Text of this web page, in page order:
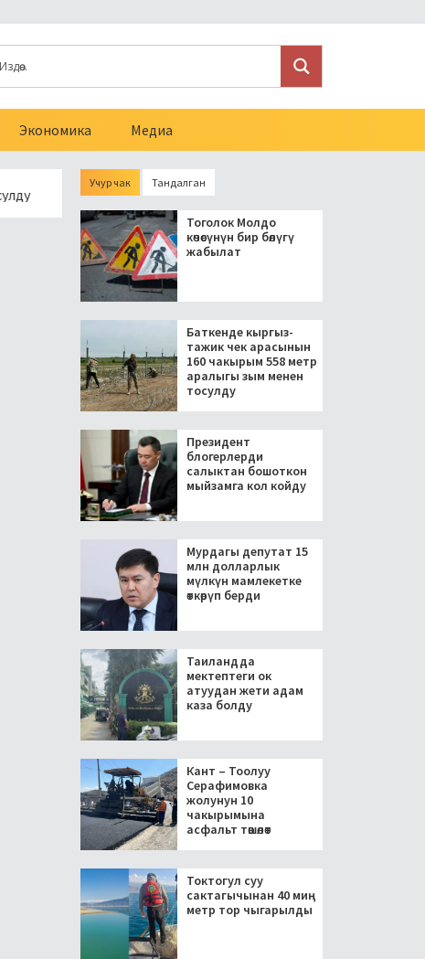
Экономика Медиа
блогерлерди салыктан бошоткон мыйзамга кол койду
Учур чак Тандалган
Тоголок Молдо
көчөсүнүн бир бөлүгү
жабылат
Баткенде кыргыз-
тажик чек арасынын
160 чакырым 558 метр
аралыгы зым менен
тосулду
Президент
блогерлерди
салыктан бошоткон
мыйзамга кол койду
Мурдагы депутат 15
млн долларлык
мүлкүн мамлекетке
өткөрүп берди
Таиландда
мектептеги ок
атуудан жети адам
каза болду
Кант – Тоолуу
Серафимовка
жолунун 10
чакырымына
асфальт төшөлөт
Токтогул суу
сактагычынан 40 миң
метр тор чыгарылды